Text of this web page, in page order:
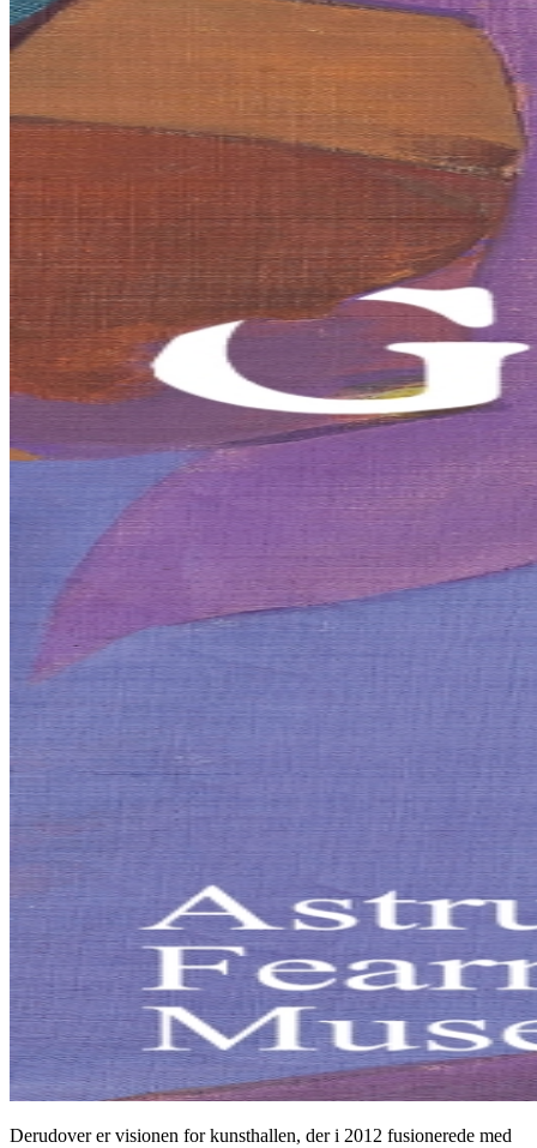
Derudover er visionen for kunsthallen, der i 2012 fusionerede med